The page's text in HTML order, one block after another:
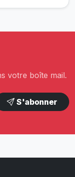
votre boîte mail.
S'abonner